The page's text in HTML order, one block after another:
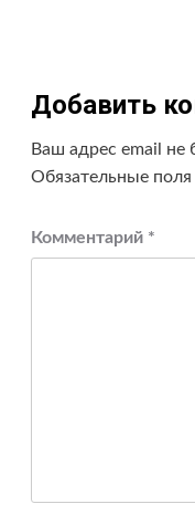
Добавить
Ваш адрес email не
Обязательные
Комментарий *